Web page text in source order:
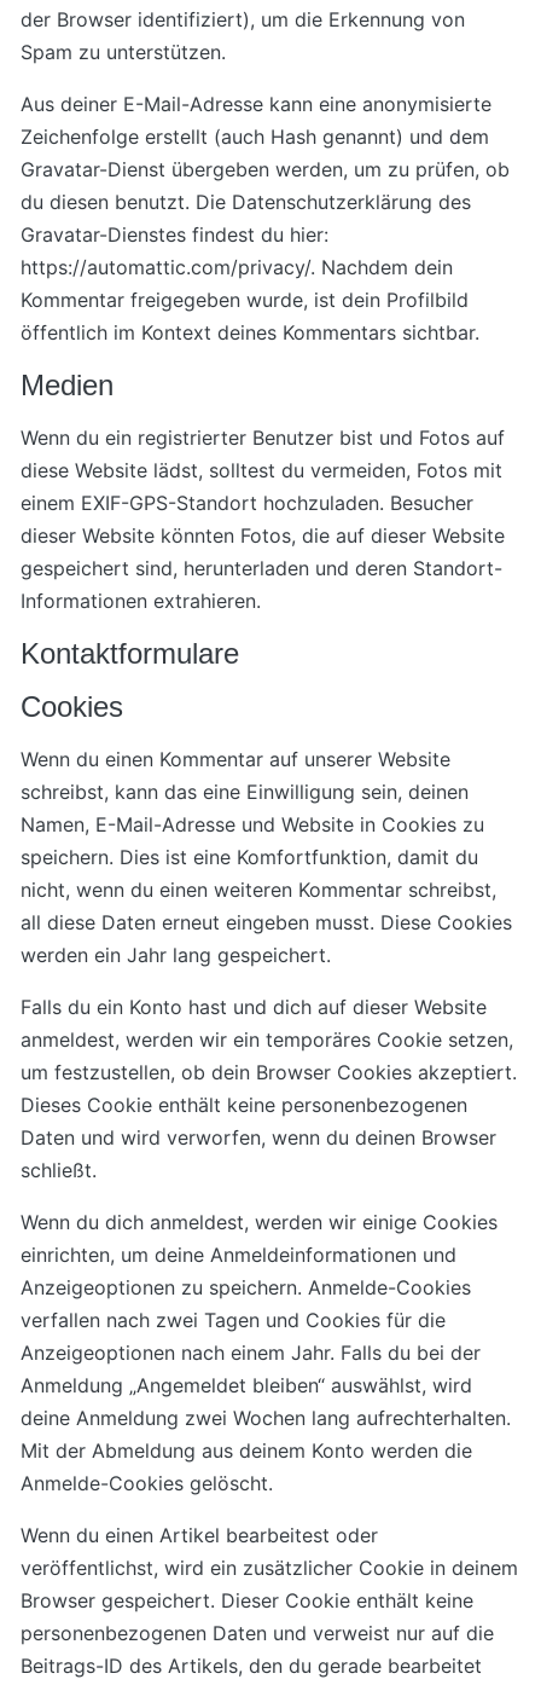
der Browser identifiziert), um die Erkennung von
Spam zu unterstützen.
Aus deiner E-Mail-Adresse kann eine anonymisierte
Zeichenfolge erstellt (auch Hash genannt) und dem
Gravatar-Dienst übergeben werden, um zu prüfen, ob
du diesen benutzt. Die Datenschutzerklärung des
Gravatar-Dienstes findest du hier:
https://automattic.com/privacy/. Nachdem dein
Kommentar freigegeben wurde, ist dein Profilbild
öffentlich im Kontext deines Kommentars sichtbar.
Medien
Wenn du ein registrierter Benutzer bist und Fotos auf
diese Website lädst, solltest du vermeiden, Fotos mit
einem EXIF-GPS-Standort hochzuladen. Besucher
dieser Website könnten Fotos, die auf dieser Website
gespeichert sind, herunterladen und deren Standort-
Informationen extrahieren.
Kontaktformulare
Cookies
Wenn du einen Kommentar auf unserer Website
schreibst, kann das eine Einwilligung sein, deinen
Namen, E-Mail-Adresse und Website in Cookies zu
speichern. Dies ist eine Komfortfunktion, damit du
nicht, wenn du einen weiteren Kommentar schreibst,
all diese Daten erneut eingeben musst. Diese Cookies
werden ein Jahr lang gespeichert.
Falls du ein Konto hast und dich auf dieser Website
anmeldest, werden wir ein temporäres Cookie setzen,
um festzustellen, ob dein Browser Cookies akzeptiert.
Dieses Cookie enthält keine personenbezogenen
Daten und wird verworfen, wenn du deinen Browser
schließt.
Wenn du dich anmeldest, werden wir einige Cookies
einrichten, um deine Anmeldeinformationen und
Anzeigeoptionen zu speichern. Anmelde-Cookies
verfallen nach zwei Tagen und Cookies für die
Anzeigeoptionen nach einem Jahr. Falls du bei der
Anmeldung „Angemeldet bleiben“ auswählst, wird
deine Anmeldung zwei Wochen lang aufrechterhalten.
Mit der Abmeldung aus deinem Konto werden die
Anmelde-Cookies gelöscht.
Wenn du einen Artikel bearbeitest oder
veröffentlichst, wird ein zusätzlicher Cookie in deinem
Browser gespeichert. Dieser Cookie enthält keine
personenbezogenen Daten und verweist nur auf die
Beitrags-ID des Artikels, den du gerade bearbeitet